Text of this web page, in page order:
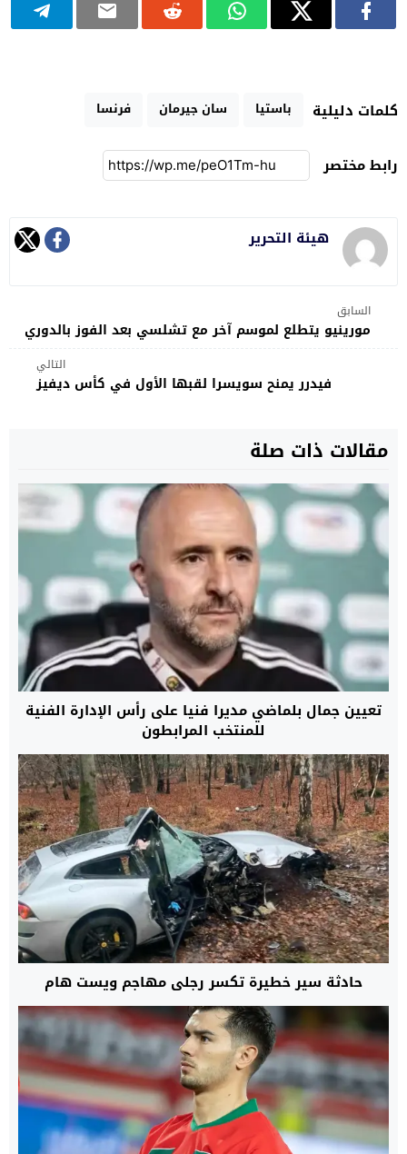
كلمات دليلية باستيا سان جيرمان فرنسا
رابط مختصر
هيئة التحرير
السابق
مورينيو يتطلع لموسم آخر مع تشلسي بعد الفوز بالدوري
التالي
فيدرر يمنح سويسرا لقبها الأول في كأس ديفيز
مقالات ذات صلة
تعيين جمال بلماضي مديرا فنيا على رأس الإدارة الفنية
للمنتخب المرابطون
حادثة سير خطيرة تكسر رجلي مهاجم ويست هام